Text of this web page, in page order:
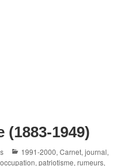
1949)
Categories
1991-2000,Carnet, journal,
occupation,patriotisme,rumeurs,